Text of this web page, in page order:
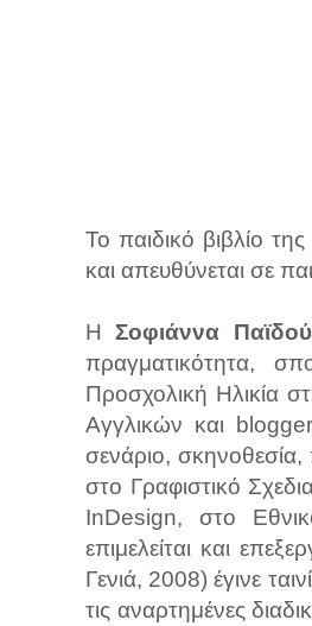
Το παιδικό βιβλίο
και απευθύνεται σε
ΗΣοφιάννα
πραγματικότητα,
Προσχολική Ηλικία
Αγγλικών και blogger
σενάριο, σκηνοθεσία,
στο Γραφιστικό
InDesign, στο
επιμελείται και
Γενιά, 2008) έγινε
τις αναρτημένες